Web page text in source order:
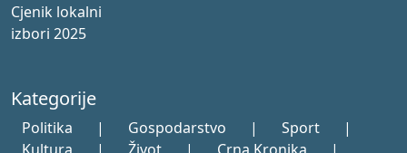
Cjenik lokalni
izbori 2025
Kategorije
Politika | Gospodarstvo | Sport
|